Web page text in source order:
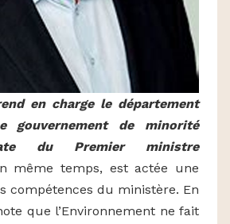
en charge le département
gouvernement de minorité
du Premier ministre
même temps, est actée une
compétences du ministère. En
que l’Environnement ne fait